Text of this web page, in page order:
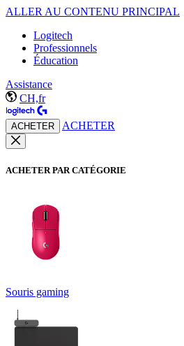
ALLER AU CONTENU PRINCIPAL
Logitech
Professionnels
Éducation
Assistance
CH,fr
ACHETER ACHETER
ACHETER PAR CATÉGORIE
Souris gaming